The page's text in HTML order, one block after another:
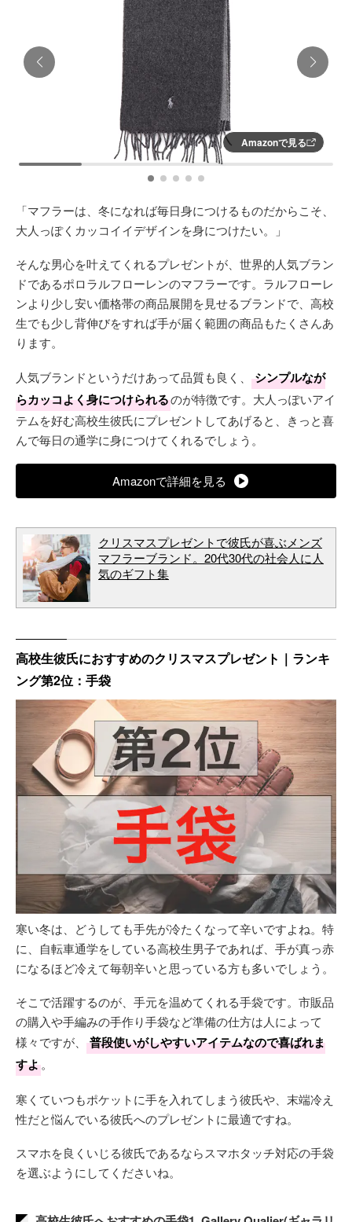
Amazonで見る
「マフラーは、冬になれば毎日身につけるものだからこそ、
大人っぽくカッコイイデザインを身につけたい。」
そんな男心を叶えてくれるプレゼントが、世界的人気ブラン
ドであるポロラルフローレンのマフラーです。ラルフローレ
ンより少し安い価格帯の商品展開を見せるブランドで、高校
生でも少し背伸びをすれば手が届く範囲の商品もたくさんあ
ります。
人気ブランドというだけあって品質も良く、
シンプルなが
らカッコよく身につけられるのが特徴です。大人っぽいアイ
テムを好む高校生彼氏にプレゼントしてあげると、きっと喜
んで毎日の通学に身につけてくれるでしょう。
Amazonで詳細を見る
クリスマスプレゼントで彼氏が喜ぶメンズ
マフラーブランド。20代30代の社会人に人
気のギフト集
高校生彼氏におすすめのクリスマスプレゼント｜ランキ
ング第2位：手袋
寒い冬は、どうしても手先が冷たくなって辛いですよね。特
に、自転車通学をしている高校生男子であれば、手が真っ赤
になるほど冷えて毎朝辛いと思っている方も多いでしょう。
そこで活躍するのが、手元を温めてくれる手袋です。市販品
の購入や手編みの手作り手袋など準備の仕方は人によって
様々ですが、
普段使いがしやすいアイテムなので喜ばれま
すよ。
寒くていつもポケットに手を入れてしまう彼氏や、末端冷え
性だと悩んでいる彼氏へのプレゼントに最適ですね。
スマホを良くいじる彼氏であるならスマホタッチ対応の手袋
を選ぶようにしてくださいね。